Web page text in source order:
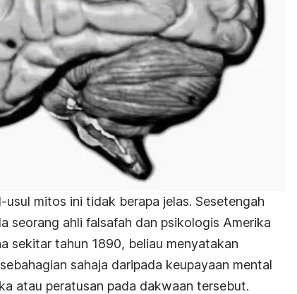
mitos ini tidak berapa jelas. Sesetengah
seorang ahli falsafah dan psikologis Amerika
sekitar tahun 1890, beliau menyatakan
sahaja daripada keupayaan mental
atau peratusan pada dakwaan tersebut.